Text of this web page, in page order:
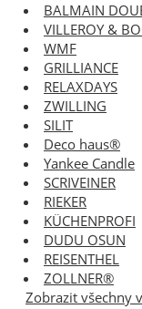
BALMAIN
VILLEROY &
WMF
GRILLIANCE
RELAXDAYS
ZWILLING
SILIT
Deco haus®
Yankee Candle
SCRIVEINER
RIEKER
KÜCHENPROFI
DUDU OSUN
REISENTHEL
ZOLLNER®
Zobrazit všechny